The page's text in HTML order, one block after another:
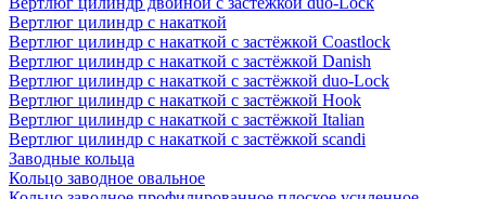
Вертлюг цилиндр с накаткой
Вертлюг цилиндр с накаткой с застёжкой Coastlock
Вертлюг цилиндр с накаткой с застёжкой Danish
Вертлюг цилиндр с накаткой с застёжкой duo-Lock
Вертлюг цилиндр с накаткой с застёжкой Hook
Вертлюг цилиндр с накаткой с застёжкой Italian
Вертлюг цилиндр с накаткой с застёжкой scandi
Заводные кольца
Кольцо заводное овальное